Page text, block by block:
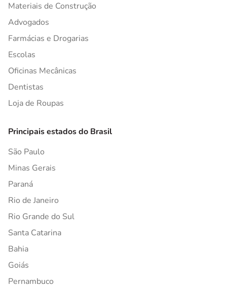
Materiais de Construção
Advogados
Farmácias e Drogarias
Escolas
Oficinas Mecânicas
Dentistas
Loja de Roupas
Principais estados do Brasil
São Paulo
Minas Gerais
Paraná
Rio de Janeiro
Rio Grande do Sul
Santa Catarina
Bahia
Goiás
Pernambuco